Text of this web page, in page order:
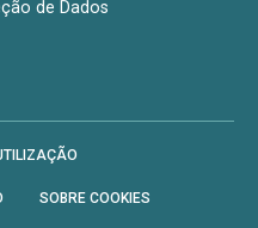
de Dados
SOBRE COOKIES